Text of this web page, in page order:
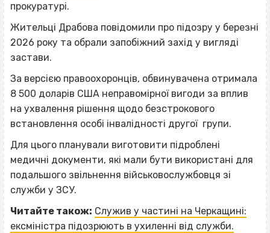
прокуратурі.
Жительці Драбова повідомили про підозру у березні
2026 року та обрали запобіжний захід у вигляді
застави.
За версією правоохоронців, обвинувачена отримала
8 500 доларів США неправомірної вигоди за вплив
на ухвалення рішення щодо безстрокового
встановлення особі інвалідності другої групи.
Для цього планували виготовити підроблені
медичні документи, які мали бути використані для
подальшого звільнення військовослужбовця зі
служби у ЗСУ.
Читайте також: Служив у частині на Черкащині:
ексміністра підозрюють в ухиленні від служби.